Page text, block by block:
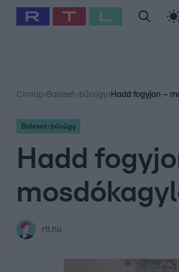
Babits Marcella Szellő István
Címlap› Baleset-bűnügy› Hadd fogyjon –
Baleset-bűnügy
Hadd
rtl.hu